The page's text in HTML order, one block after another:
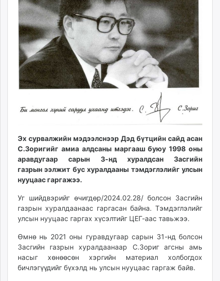
Eguur.mn
24tsag.mn
shuud.mn
eagle.mn
ergelt.mn
zarig.mn
today.mn
zuv.mn
unen.mn
asu.mn
shudarga.mn
shuurhai.mn
isee.mn
mglradio.com
itoim.mn
tumen.mn
shuum.mn
Эх сурвалжийн мэдээлснээр Дэд бүтцийн сайд асан
С.Зоригийг амиа алдсаны маргааш буюу 1998 оны
аравдугаар сарын 3-нд хуралдсан Засгийн
газрын ээлжит бус хуралдааны тэмдэглэлийг улсын
нууцаас гаргажээ.
Уг шийдвэрийг өчигдөр/2024.02.28/ болсон Засгийн
газрын хуралдаанаас гаргасан байна. Тэмдэглэлийг
улсын нууцаас гаргах хүсэлтийг ЦЕГ-аас тавьжээ.
Өмнө нь 2021 оны гуравдугаар сарын 31-нд болсон
Засгийн газрын хуралдаанаар С.Зориг агсны амь
насыг хөнөөсөн хэргийн материал холбогдох
бичлэгүүдийг бүхэлд нь улсын нууцаас гаргаж байв.